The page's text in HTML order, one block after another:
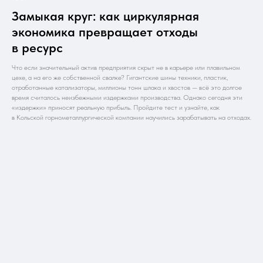
Замыкая круг: как циркулярная
экономика превращает отходы
в ресурс
Что если значительный актив предприятия скрыт не в карьере или плавильном
цехе, а на его же собственной свалке? Гигантские шины техники, пластик,
отработанные катализаторы, миллионы тонн шлака и хвостов — всё это долгое
время считалось неизбежными издержками производства. Однако сегодня эти
«издержки» приносят реальную прибыль. Пройдите тест и узнайте, как
в Кольской горнометаллургической компании научились зарабатывать на отходах.